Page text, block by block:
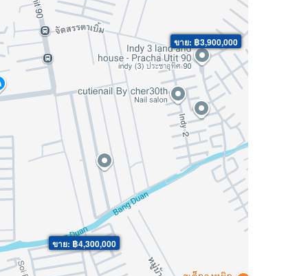
ขาย: ฿4,300,000
ขาย: ฿3,900,000